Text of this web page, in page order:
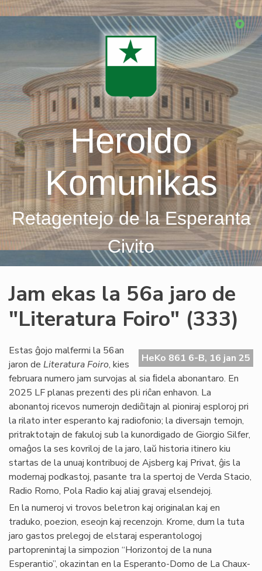
Skip
Heroldo
Komunikas
Retagentejo de la Esperanta
Civito
Jam ekas la 56a jaro de
"Literatura Foiro" (333)
HeKo 861 6-B, 16 jan 25
Estas ĝojo malfermi la 56an
jaron de Literatura Foiro, kies
februara numero jam survojas al sia ﬁdela abonantaro. En
2025 LF planas prezenti des pli riĉan enhavon. La
abonantoj ricevos numerojn dediĉitajn al pioniraj esploroj pri
la rilato inter esperanto kaj radiofonio; la diversajn temojn,
pritraktotajn de fakuloj sub la kunordigado de Giorgio Silfer,
omaĝos la ses kovriloj de la jaro, laŭ historia itinero kiu
startas de la unuaj kontribuoj de Ajsberg kaj Privat, ĝis la
modernaj podkastoj, pasante tra la spertoj de Verda Stacio,
Radio Romo, Pola Radio kaj aliaj gravaj elsendejoj.
En la numeroj vi trovos beletron kaj originalan kaj en
traduko, poezion, eseojn kaj recenzojn. Krome, dum la tuta
jaro gastos prelegoj de elstaraj esperantologoj
partoprenintaj la simpozion “Horizontoj de la nuna
Esperantio”, okazintan en la Esperanto-Domo de La Chaux-